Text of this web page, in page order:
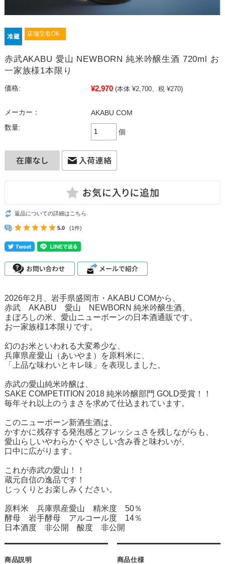
店舗受取OK
赤武AKABU 愛山 NEWBORN 純米吟醸生酒 720ml お
一家族様1本限り
価格: ¥2,970 (本体 ¥2,700、税 ¥270)
メーカー：
AKABU COM
数量:
個
返品についての詳細はこちら
5.0 (1件)
2026年2月、岩手県盛岡市・AKABU COMから、
赤武 AKABU 愛山 NEWBORN 純米吟醸生酒、
まぼろしの米、愛山ニューボーンの日本酒通販です。
お一家族様1本限りです。
幻のお米といわれる大変希少な、
兵庫県産愛山（あいやま）を原料米に、
「上品な味わいとキレ味」を表現しました。
赤武の愛山純米吟醸は、
SAKE COMPETITION 2018 純米吟醸部門 GOLD受賞！！
毎年それ以上のうまさを求めて仕込まれています。
このニューボーン新酒生酒は、
かすかに残存する発泡感とフレッシュさを残しながらも、
愛山らしいやわらかくやさしい含み香と味わいが、
口中に広がります。
これが赤武の愛山！！
蔵元自信の逸品です！
じっくりとお楽しみください。
原料米 兵庫県産愛山 精米度 50％
酵母 岩手酵母 アルコール度 14％
日本酒度 非公開 酸度 非公開
商品説明 商品仕様